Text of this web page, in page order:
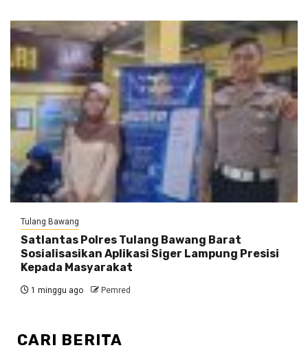
Tulang Bawang
Satlantas Polres Tulang Bawang Barat
Sosialisasikan Aplikasi Siger Lampung Presisi
Kepada Masyarakat
1 minggu ago Pemred
CARI BERITA